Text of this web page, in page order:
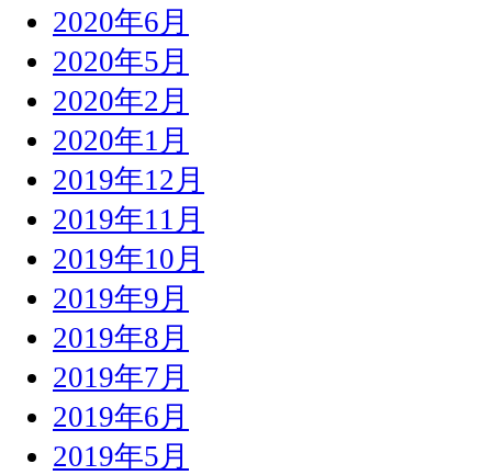
2020年6月
2020年5月
2020年2月
2020年1月
2019年12月
2019年11月
2019年10月
2019年9月
2019年8月
2019年7月
2019年6月
2019年5月